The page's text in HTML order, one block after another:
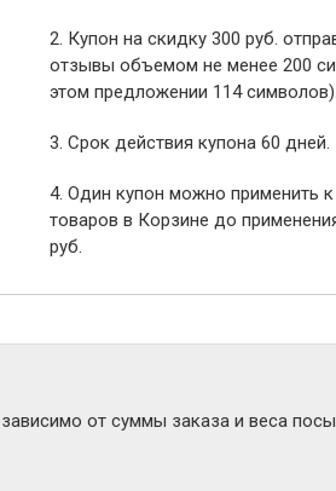
2. Купон на скидку 300 руб.
отзывы объемом не менее 200
этом предложении 114 символов).
3. Срок действия купона 60 дней.
4. Один купон можно применить
товаров в Корзине до
руб.
от суммы заказа и веса